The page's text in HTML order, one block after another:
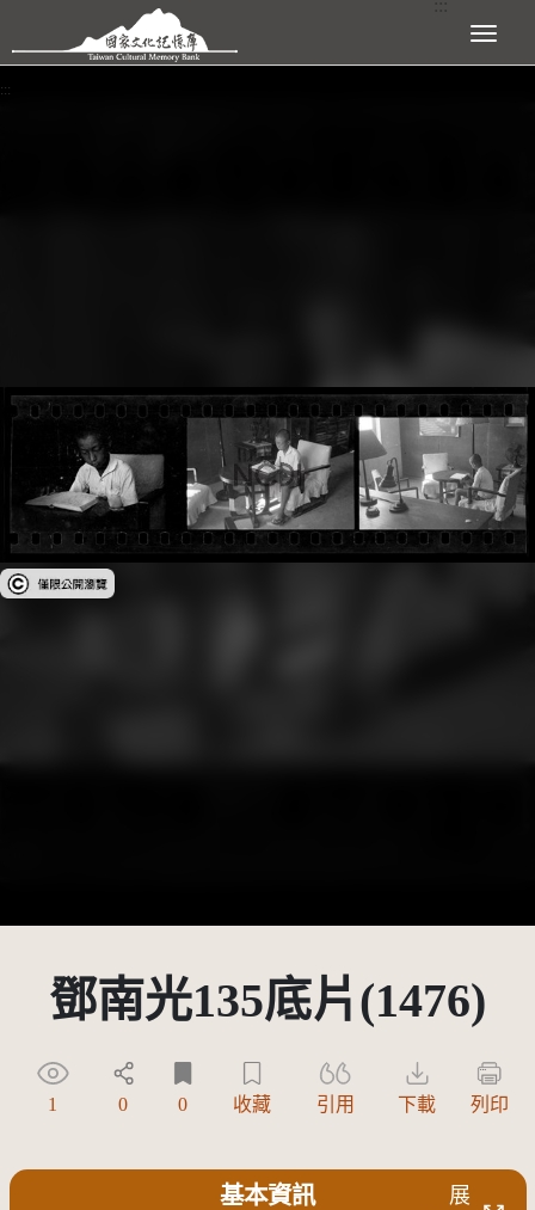
跳到主要內容區塊 展開選單
:::
受著作權法保護-僅限於本平台有限度公開瀏覽
鄧南光135底片(1476)
1 0 0 收藏 引用 下載 列印
基本資訊
展